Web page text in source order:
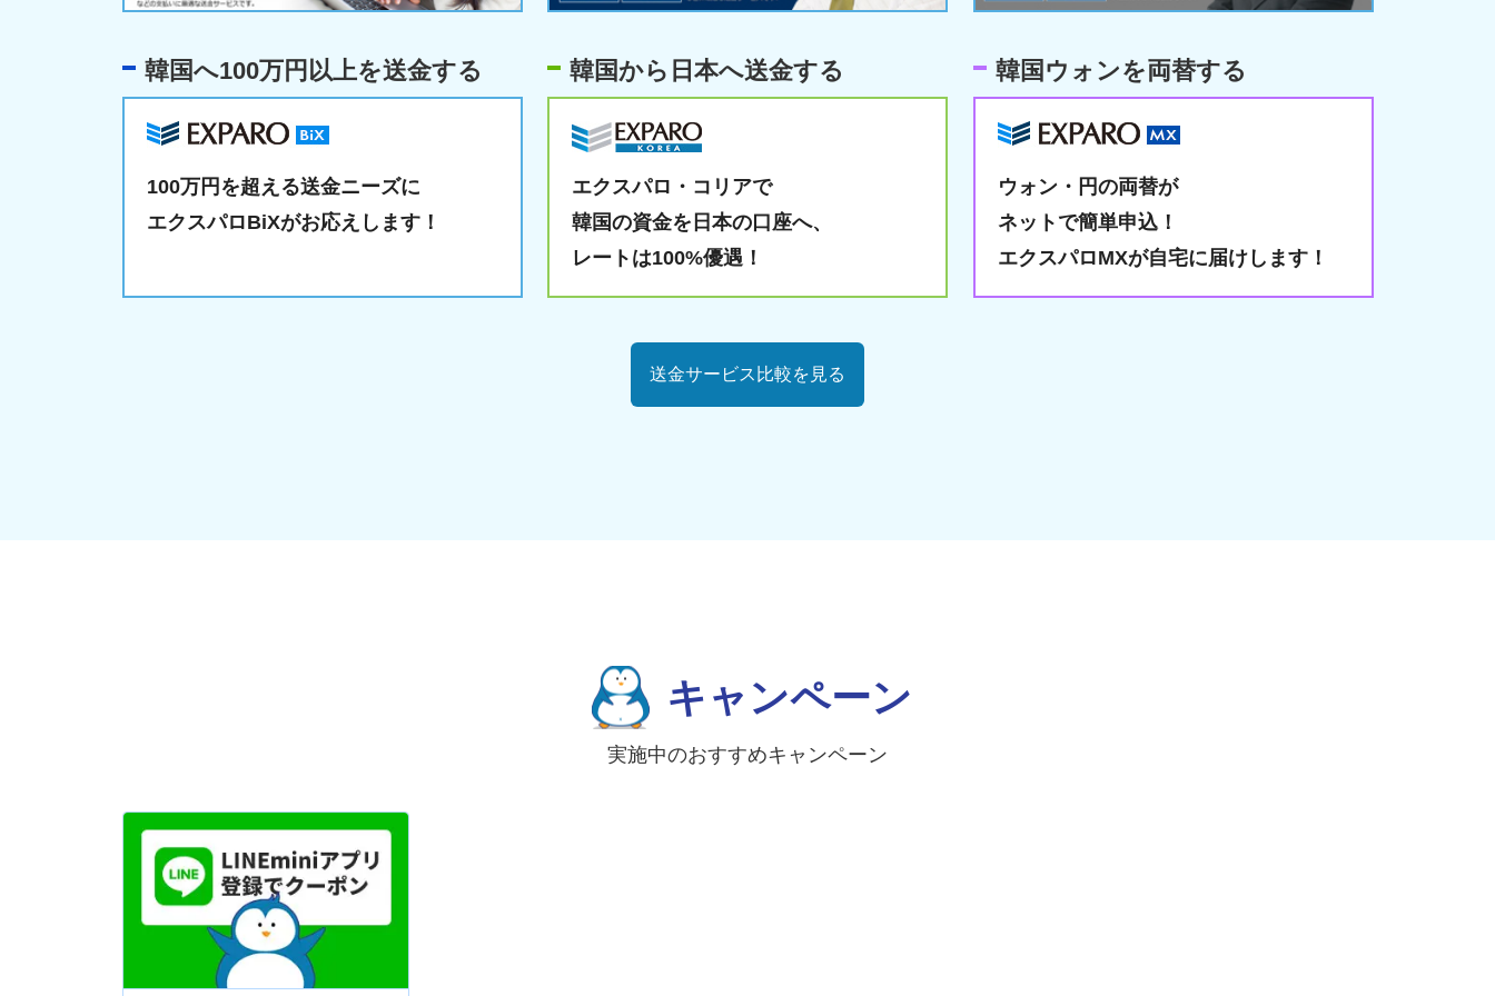
韓国へ100万円以上を送金する
100万円を超える送金ニーズに
エクスパロBiXがお応えします！
韓国から日本へ送金する
エクスパロ・コリアで
韓国の資金を日本の口座へ、
レートは100%優遇！
韓国ウォンを両替する
ウォン・円の両替が
ネットで簡単申込！
エクスパロMXが自宅に届けします！
送金サービス比較を見る
キャンペーン
実施中のおすすめキャンペーン